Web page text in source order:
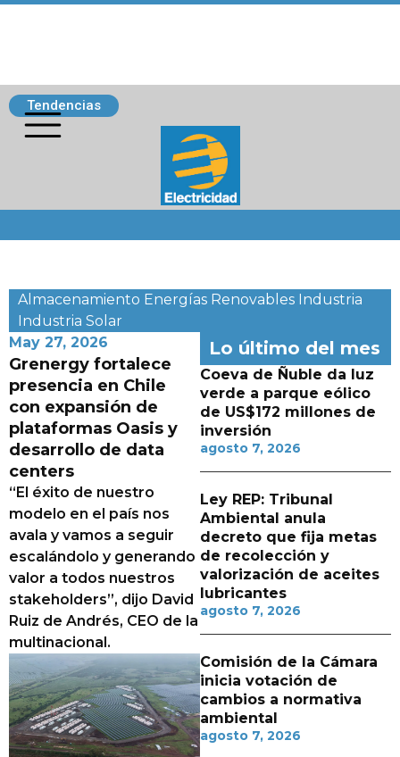
Tendencias
Almacenamiento Energías Renovables Industria
Industria Solar
May 27, 2026
Grenergy fortalece
presencia en Chile
con expansión de
plataformas Oasis y
desarrollo de data
centers
“El éxito de nuestro
modelo en el país nos
avala y vamos a seguir
escalándolo y generando
valor a todos nuestros
stakeholders”, dijo David
Ruiz de Andrés, CEO de la
multinacional.
Lo último del mes
Coeva de Ñuble da luz
verde a parque eólico
de US$172 millones de
inversión
agosto 7, 2026
Ley REP: Tribunal
Ambiental anula
decreto que fija metas
de recolección y
valorización de aceites
lubricantes
agosto 7, 2026
Comisión de la Cámara
inicia votación de
cambios a normativa
ambiental
agosto 7, 2026